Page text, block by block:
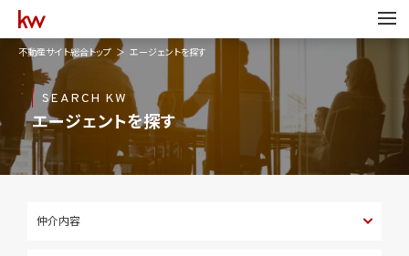
不動産サイト総合トップ エージェントを探す
SEARCH KW
エージェントを探す